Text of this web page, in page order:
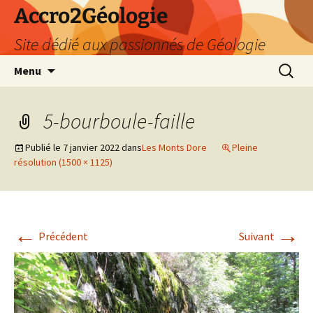
Accro2Géologie
Site dédié aux passionnés de Géologie
Menu
5-bourboule-faille
Publié le 7 janvier 2022dansLes Monts Dore
Pleine
résolution (1500 × 1125)
← Précédent Suivant →